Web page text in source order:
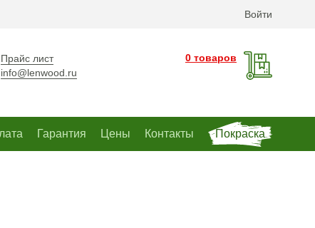
Войти
Прайс лист
info@lenwood.ru
0 товаров
Гарантия Цены Контакты Покраска